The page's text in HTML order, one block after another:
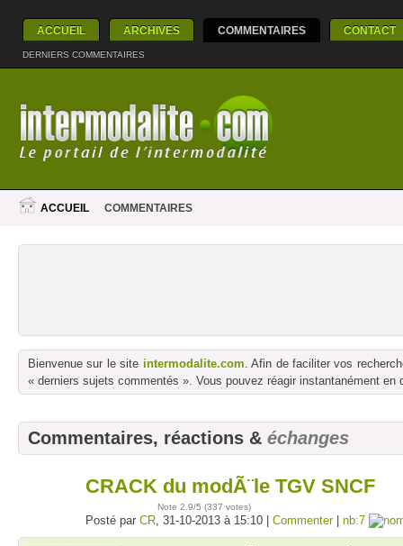
ACCUEIL ARCHIVES COMMENTAIRES CONTACT
DERNIERS COMMENTAIRES
ACCUEIL COMMENTAIRES
Bienvenue sur le site intermodalite.com. Afin de faciliter vos
« derniers sujets commentés ». Vous pouvez réagir instantanément
Commentaires, réactions & échanges
CRACK du modÃ¨le TGV SNCF
Note 2.9/5 (337 votes)
Posté par CR, 31-10-2013 à 15:10 | Commenter| nb:7